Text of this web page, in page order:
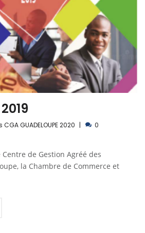
GUADELOUPE 2020
0
de Gestion Agréé des
la Chambre de Commerce et